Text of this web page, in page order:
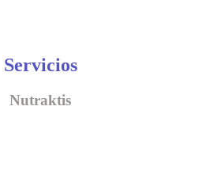
Servicios
Nutraktis